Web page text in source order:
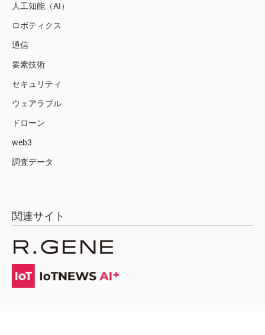
人工知能（AI）
ロボティクス
通信
要素技術
セキュリティ
ウェアラブル
ドローン
web3
調査データ
関連サイト